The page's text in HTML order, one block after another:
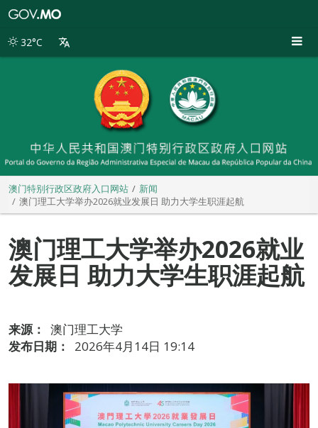
别
32°C
澳门特别行政区政府入口网站
新闻
澳门理工大学举办2026就业发展日 助力大学生职涯起航
澳门理工大学举办2026就业
发展日 助力大学生职涯起航
来源：
澳门理工大学
发布日期：
2026年4月14日 19:14